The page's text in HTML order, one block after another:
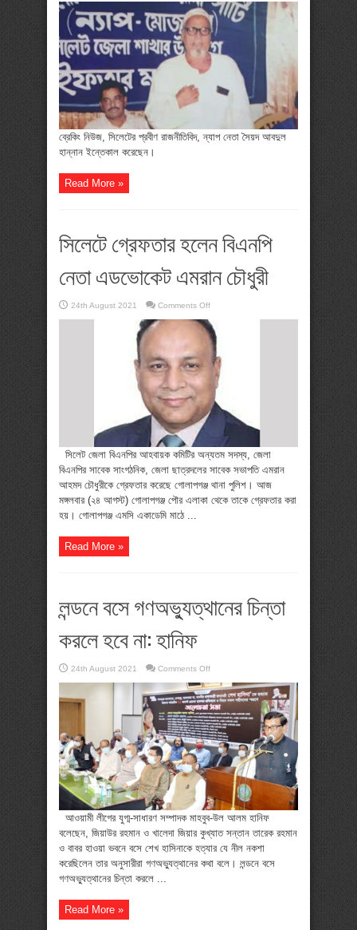
নিউজ,
সিলেটের
প্রবীণ
রাজনীতিবিদ,
ন্যাপ
নেতা
সৈয়দ
আবদুল
ইন্তেকাল
ব্রেকিং নিউজ, সিলেটের প্রবীণ রাজনীতিবিদ, ন্যাপ নেতা সৈয়দ আবদুল
হান্নান ইন্তেকাল করেছেন।
Read More »
সিলেটে গ্রেফতার হলেন বিএনপি
নেতা এডভোকেট এমরান চৌধুরী
24th August 2021 Comments Offon
গ্রেফতার
হলেন
বিএনপি
নেতা
এডভোকেট
এমরান
চৌধুরী
সিলেট জেলা বিএনপির আহবায়ক কমিটির অন্যতম সদস্য, জেলা
বিএনপির সাবেক সাংগঠনিক, জেলা ছাত্রদলের সাবেক সভাপতি এমরান
আহমদ চৌধুরীকে গ্রেফতার করেছে গোলাপগঞ্জ থানা পুলিশ। আজ
মঙ্গলবার (২৪ আগস্ট) গোলাপগঞ্জ পৌর এলাকা থেকে তাকে গ্রেফতার করা
হয়। গোলাপগঞ্জ এমসি একাডেমি মাঠে ...
Read More »
লন্ডনে বসে গণঅভ্যুত্থানের চিন্তা
করলে হবে না: হানিফ
24th August 2021 Comments Offon
বসে
গণঅভ্যুত্থানের
চিন্তা
করলে
হবে
না:
হানিফ
আওয়ামী লীগের যুগ্ম-সাধারণ সম্পাদক মাহবুব-উল আলম হানিফ
বলেছেন, জিয়াউর রহমান ও খালেদা জিয়ার কুখ্যাত সন্তান তারেক রহমান
ও বাবর হাওয়া ভবনে বসে শেখ হাসিনাকে হত্যার যে নীল নকশা
করেছিলেন তার অনুসারীরা গণঅভ্যুত্থানের কথা বলে। লন্ডনে বসে
গণঅভ্যুত্থানের চিন্তা করলে ...
Read More »